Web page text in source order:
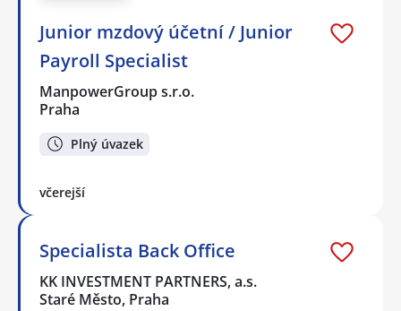
Junior mzdový účetní / Junior
Payroll Specialist
ManpowerGroup s.r.o.
Praha
Plný úvazek
včerejší
Specialista Back Office
KK INVESTMENT PARTNERS, a.s.
Staré Město, Praha